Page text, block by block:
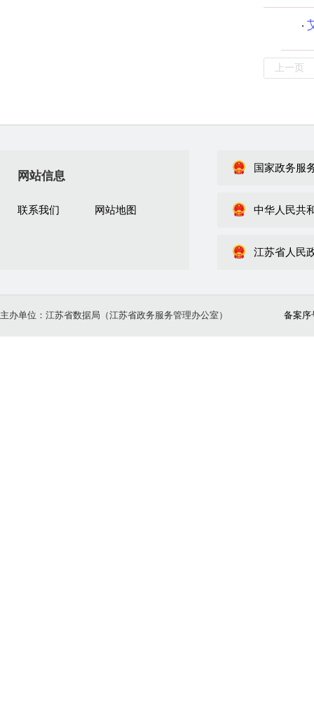
上一页
网站信息
联系我们 网站地图
国家政务服
中华人民共
江苏省人民
主办单位：江苏省数据局（江苏省政务服务管理办公室） 备案序